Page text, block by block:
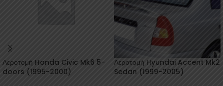
Αεροτομή Honda Civic Mk6 5-
doors (1995-2000)
Αεροτομή Hyundai Accent Mk2
Sedan (1999-2005)